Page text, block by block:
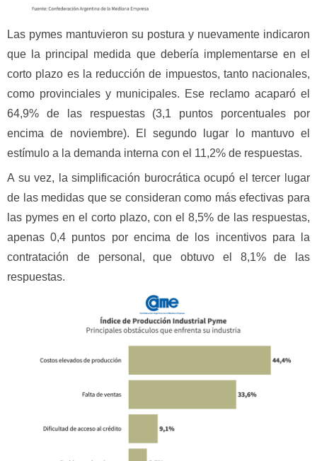
Las pymes mantuvieron su postura y nuevamente indicaron
que la principal medida que debería implementarse en el
corto plazo es la reducción de impuestos, tanto nacionales,
como provinciales y municipales. Ese reclamo acaparó el
64,9% de las respuestas (3,1 puntos porcentuales por
encima de noviembre). El segundo lugar lo mantuvo el
estímulo a la demanda interna con el 11,2% de respuestas.
A su vez, la simplificación burocrática ocupó el tercer lugar
de las medidas que se consideran como más efectivas para
las pymes en el corto plazo, con el 8,5% de las respuestas,
apenas 0,4 puntos por encima de los incentivos para la
contratación de personal, que obtuvo el 8,1% de las
respuestas.